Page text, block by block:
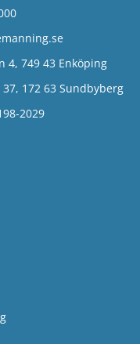
4, 749 43 Enköping
37, 172 63 Sundbyberg
2029